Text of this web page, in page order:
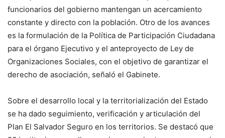
funcionarios del gobierno mantengan un acercamiento
constante y directo con la población. Otro de los avances
es la formulación de la Política de Participación Ciudadana
para el órgano Ejecutivo y el anteproyecto de Ley de
Organizaciones Sociales, con el objetivo de garantizar el
derecho de asociación, señaló el Gabinete.
Sobre el desarrollo local y la territorialización del Estado
se ha dado seguimiento, verificación y articulación del
Plan El Salvador Seguro en los territorios. Se destacó que